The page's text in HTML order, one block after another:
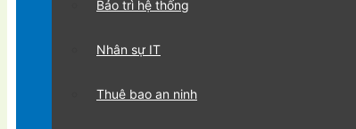
Bảo trì hệ thống
Nhân sự IT
Thuê bao an ninh